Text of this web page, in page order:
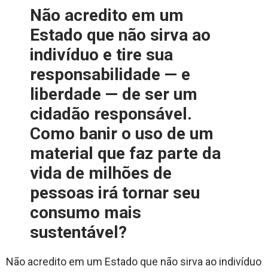
Não acredito em um
Estado que não sirva ao
indivíduo e tire sua
responsabilidade — e
liberdade — de ser um
cidadão responsável.
Como banir o uso de um
material que faz parte da
vida de milhões de
pessoas irá tornar seu
consumo mais
sustentável?
Não acredito em um Estado que não sirva ao indivíduo